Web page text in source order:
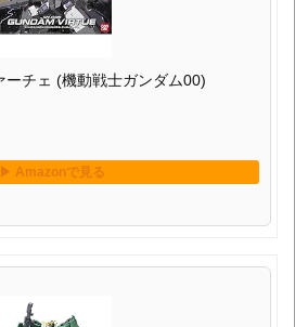
ーチェ (機動戦士ガンダム00)